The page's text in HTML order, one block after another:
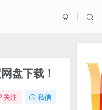
盘下载！
关注 私信
TOP1